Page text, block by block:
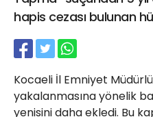
hapis cezası bulunan
Kocaeli İl Emniyet
yakalanmasına yönelik
yenisini daha ekledi. Bu
21